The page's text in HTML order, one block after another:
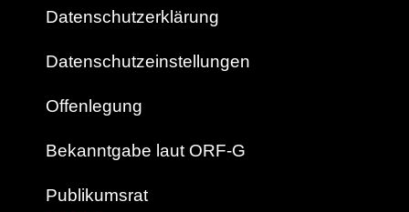
Datenschutzerklärung
Datenschutzeinstellungen
Offenlegung
Bekanntgabe laut ORF-G
Publikumsrat